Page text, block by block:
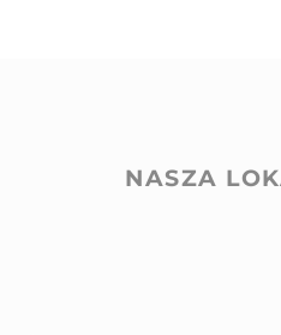
NASZA